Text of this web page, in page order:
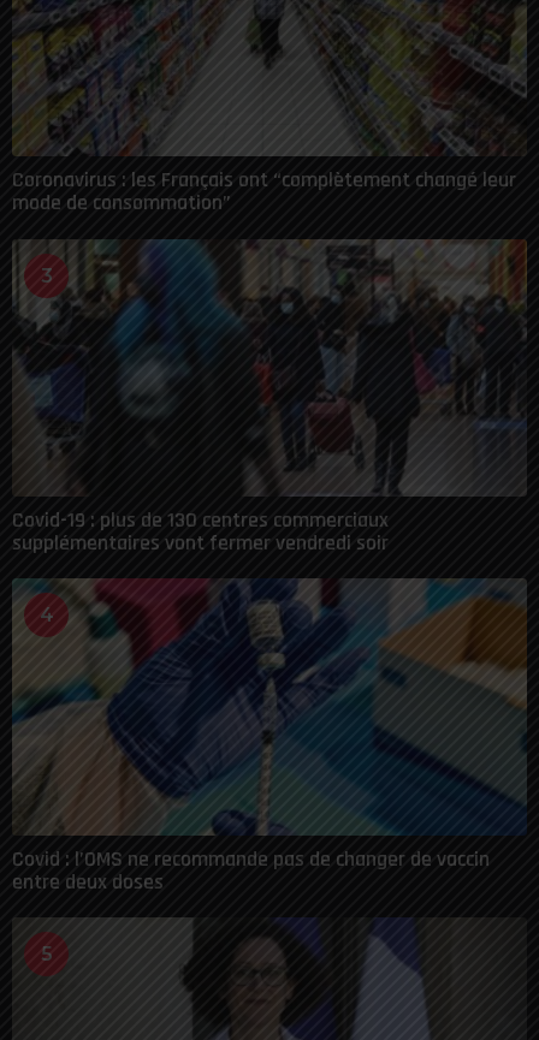
Coronavirus : les Français ont “complètement changé leur
mode de consommation”
3
Covid-19 : plus de 130 centres commerciaux
supplémentaires vont fermer vendredi soir
4
Covid : l’OMS ne recommande pas de changer de vaccin
entre deux doses
5